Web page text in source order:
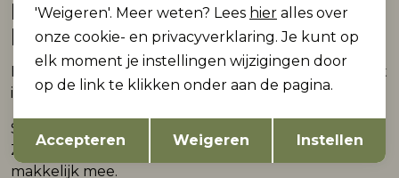
Pasvorm en
bewegingsvrijheid
Een goede pasvorm voorkomt dat kleding knelt. Dat
is belangrijk tijdens liggen, kruipen en bewegen.
Sommige items sluiten aan, andere vallen wat losser.
Zo blijft alles comfortabel en beweegt de stof
makkelijk mee.
Terug Opslaan
'Weigeren'. Meer weten? Lees hier alles over
onze cookie- en privacyverklaring. Je kunt op
elk moment je instellingen wijzigingen door
op de link te klikken onder aan de pagina.
Accepteren Weigeren Instellen